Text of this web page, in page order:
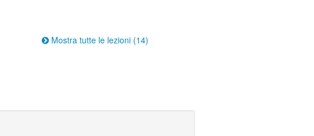
Mostra tutte le lezioni (14)